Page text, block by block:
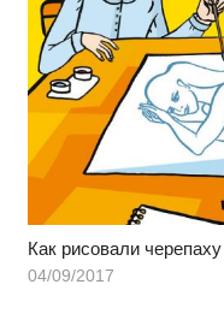
Как рисовали черепаху
04/09/2017